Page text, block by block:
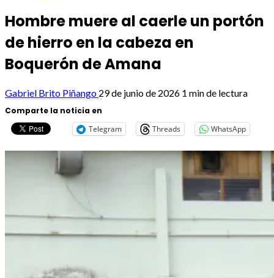
Hombre muere al caerle un portón
de hierro en la cabeza en
Boquerón de Amana
Gabriel Brito Piñango 29 de junio de 2026 1 min de lectura
Comparte la noticia en
Telegram
Threads WhatsApp